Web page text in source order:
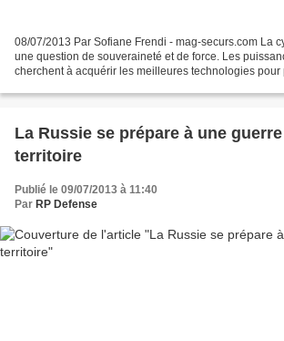
08/07/2013 Par Sofiane Frendi - mag-securs.com La
une question de souveraineté et de force. Les
cherchent à acquérir les meilleures technologies pour
La Russie se prépare à une
territoire
Publié le 09/07/2013 à 11:40
Par RP Defense